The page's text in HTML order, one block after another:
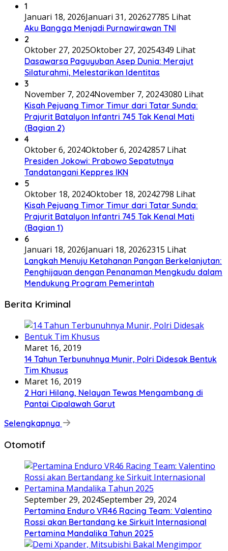
1
Januari 18, 2026Januari 31, 202627785 Lihat
Aku Bangga Menjadi Purnawirawan TNI
2
Oktober 27, 2025Oktober 27, 20254349 Lihat
Dasawarsa Paguyuban Asep Dunia: Merajut
Silaturahmi, Melestarikan Identitas
3
November 7, 2024November 7, 20243080 Lihat
Kisah Pejuang Timor Timur dari Tatar Sunda:
Prajurit Batalyon Infantri 745 Tak Kenal Mati
(Bagian 2)
4
Oktober 6, 2024Oktober 6, 20242857 Lihat
Presiden Jokowi: Prabowo Sepatutnya
Tandatangani Keppres IKN
5
Oktober 18, 2024Oktober 18, 20242798 Lihat
Kisah Pejuang Timor Timur dari Tatar Sunda:
Prajurit Batalyon Infantri 745 Tak Kenal Mati
(Bagian 1)
6
Januari 18, 2026Januari 18, 20262315 Lihat
Langkah Menuju Ketahanan Pangan Berkelanjutan:
Penghijauan dengan Penanaman Mengkudu dalam
Mendukung Program Pemerintah
Berita Kriminal
Maret 16, 2019
14 Tahun Terbunuhnya Munir, Polri Didesak Bentuk
Tim Khusus
Maret 16, 2019
2 Hari Hilang, Nelayan Tewas Mengambang di
Pantai Cipalawah Garut
Selengkapnya
Otomotif
September 29, 2024September 29, 2024
Pertamina Enduro VR46 Racing Team: Valentino
Rossi akan Bertandang ke Sirkuit Internasional
Pertamina Mandalika Tahun 2025